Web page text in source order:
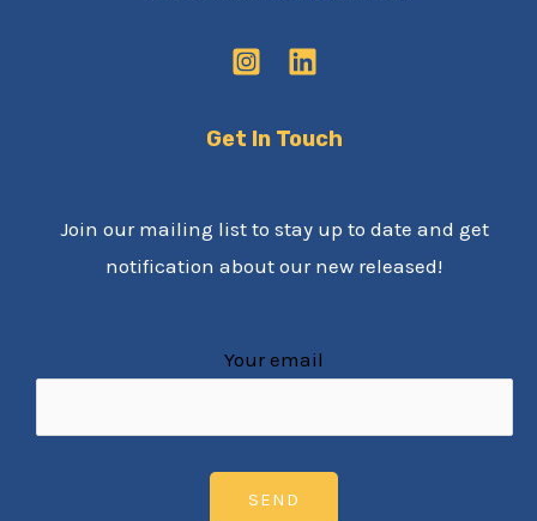
Get In Touch
Join our mailing list to stay up to date and get
notification about our new released!
Your email